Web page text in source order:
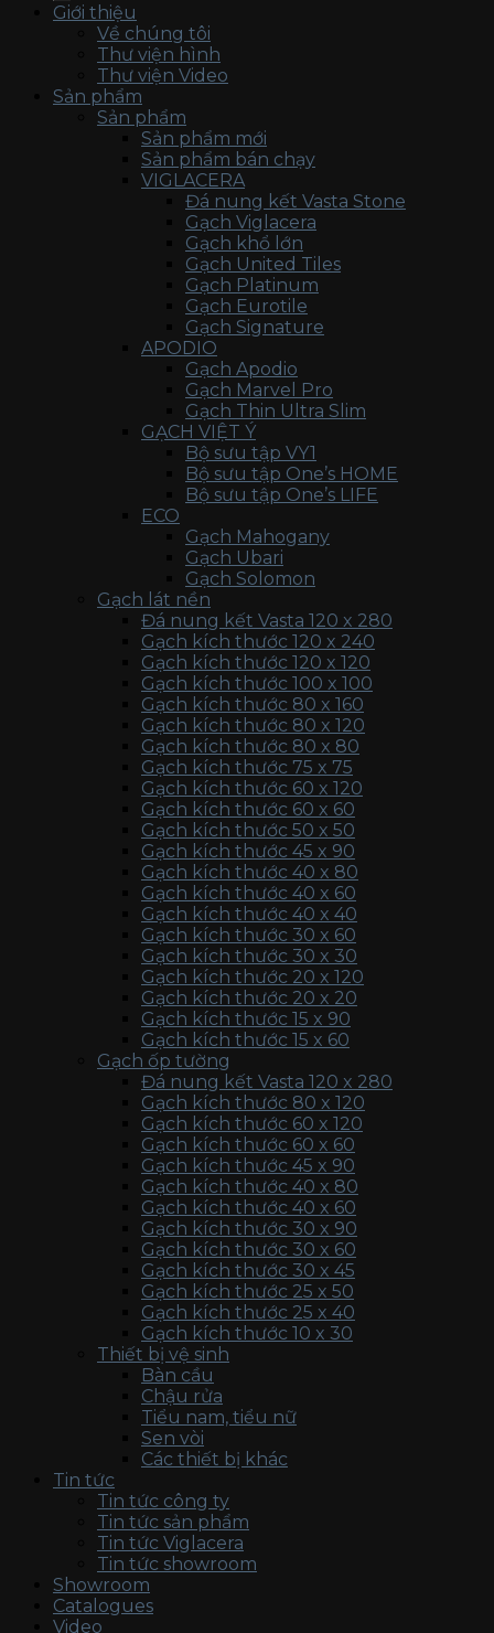
Giới thiệu
Về chúng tôi
Thư viện hình
Thư viện Video
Sản phẩm
Sản phẩm
Sản phẩm mới
Sản phẩm bán chạy
VIGLACERA
Đá nung kết Vasta Stone
Gạch Viglacera
Gạch khổ lớn
Gạch United Tiles
Gạch Platinum
Gạch Eurotile
Gạch Signature
APODIO
Gạch Apodio
Gạch Marvel Pro
Gạch Thin Ultra Slim
GẠCH VIỆT Ý
Bộ sưu tập VY1
Bộ sưu tập One’s HOME
Bộ sưu tập One’s LIFE
ECO
Gạch Mahogany
Gạch Ubari
Gạch Solomon
Gạch lát nền
Đá nung kết Vasta 120 x 280
Gạch kích thước 120 x 240
Gạch kích thước 120 x 120
Gạch kích thước 100 x 100
Gạch kích thước 80 x 160
Gạch kích thước 80 x 120
Gạch kích thước 80 x 80
Gạch kích thước 75 x 75
Gạch kích thước 60 x 120
Gạch kích thước 60 x 60
Gạch kích thước 50 x 50
Gạch kích thước 45 x 90
Gạch kích thước 40 x 80
Gạch kích thước 40 x 60
Gạch kích thước 40 x 40
Gạch kích thước 30 x 60
Gạch kích thước 30 x 30
Gạch kích thước 20 x 120
Gạch kích thước 20 x 20
Gạch kích thước 15 x 90
Gạch kích thước 15 x 60
Gạch ốp tường
Đá nung kết Vasta 120 x 280
Gạch kích thước 80 x 120
Gạch kích thước 60 x 120
Gạch kích thước 60 x 60
Gạch kích thước 45 x 90
Gạch kích thước 40 x 80
Gạch kích thước 40 x 60
Gạch kích thước 30 x 90
Gạch kích thước 30 x 60
Gạch kích thước 30 x 45
Gạch kích thước 25 x 50
Gạch kích thước 25 x 40
Gạch kích thước 10 x 30
Thiết bị vệ sinh
Bàn cầu
Chậu rửa
Tiểu nam, tiểu nữ
Sen vòi
Các thiết bị khác
Tin tức
Tin tức công ty
Tin tức sản phẩm
Tin tức Viglacera
Tin tức showroom
Showroom
Catalogues
Video